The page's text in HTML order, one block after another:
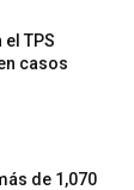
TPS
casos
de 1,070